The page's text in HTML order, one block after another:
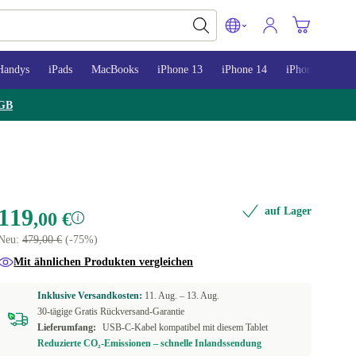
iPads MacBooks iPhone 13 iPhone 14 iPhone 15
119,00 €
479,00 €(-75%)
auf Lager
Mit ähnlichen Produkten vergleichen
Inklusive Versandkosten: 11. Aug. – 13. Aug.
30-tägige Gratis Rückversand-Garantie
Lieferumfang:
USB-C-Kabel kompatibel mit diesem Tablet
Reduzierte CO₂-Emissionen – schnelle Inlandssendung